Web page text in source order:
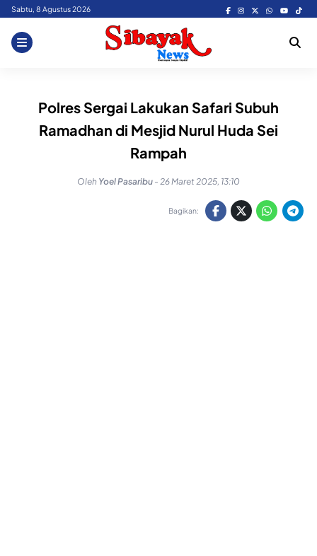
Skip
content
Sabtu, 8 Agustus 2026
Polres Sergai Lakukan Safari Subuh
Ramadhan di Mesjid Nurul Huda Sei
Rampah
Oleh Yoel Pasaribu - 26 Maret 2025, 13:10
Bagikan: